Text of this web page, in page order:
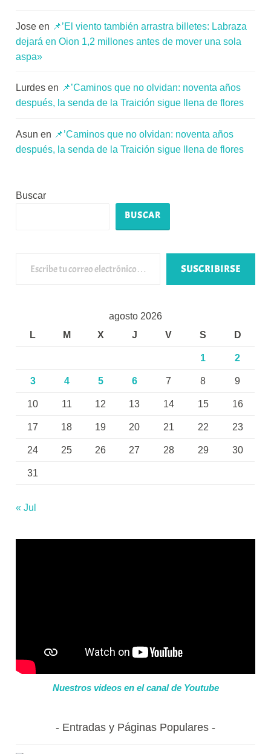
Jose en 📌’El viento también arrastra billetes: Labraza
dejará en Oion 1,2 millones antes de mover una sola
aspa»
Lurdes en 📌’Caminos que no olvidan: noventa años
después, la senda de la Traición sigue llena de flores
Asun en 📌’Caminos que no olvidan: noventa años
después, la senda de la Traición sigue llena de flores
Buscar
BUSCAR
SUSCRIBIRSE
agosto 2026
L
M X J V S D
1 2
3 4 5 6 7 8 9
10 11 12 13 14 15 16
17 18 19 20 21 22 23
24 25 26 27 28 29 30
31
« Jul
Nuestros videos en el canal de Youtube
Entradas y Páginas Populares